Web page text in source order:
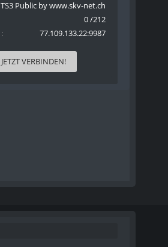
TS3 Public by www.skv-net.ch
0 /212
77.109.133.22:9987
JETZT VERBINDEN!